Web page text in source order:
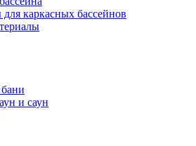
каркасных бассейнов
и саун